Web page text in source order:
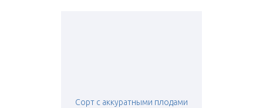
Сорт с аккуратными плодами